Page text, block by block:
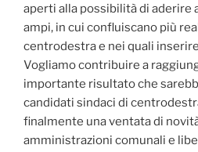
aperti alla possibilità di aderire
ampi, in cui confluiscano più
centrodestra e nei quali
Vogliamo contribuire a
importante risultato che
candidati sindaci di
finalmente una ventata di
amministrazioni comunali e